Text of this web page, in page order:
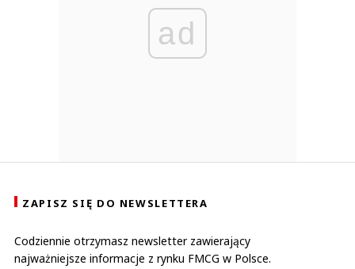
ad
ZAPISZ SIĘ DO NEWSLETTERA
Codziennie otrzymasz newsletter zawierający
najważniejsze informacje z rynku FMCG w Polsce.